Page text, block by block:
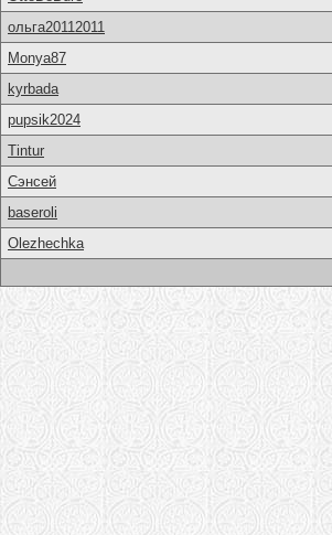
ольга20112011
Monya87
kyrbada
pupsik2024
Tintur
Сэнсей
baseroli
Olezhechka